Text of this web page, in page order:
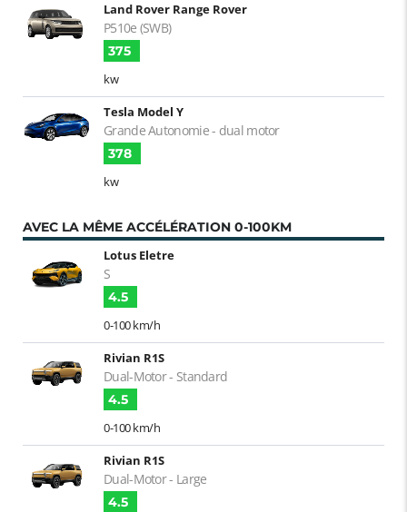
Land Rover Range Rover
P510e (SWB)
375
kw
Tesla Model Y
Grande Autonomie - dual motor
378
kw
AVEC LA MÊME ACCÉLÉRATION 0-100KM
Lotus Eletre
S
4.5
0-100 km/h
Rivian R1S
Dual-Motor - Standard
4.5
0-100 km/h
Rivian R1S
Dual-Motor - Large
4.5